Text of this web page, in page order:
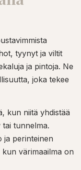
tyynyt ja viltit
ja pintoja. Ne
joka tekee
kun niitä yhdistää
tunnelma.
ja perinteinen
värimaailma on